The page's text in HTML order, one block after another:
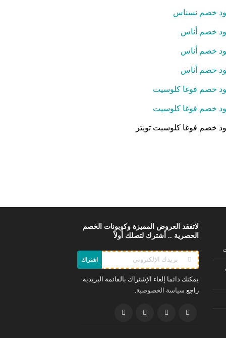
خصم نسناس
خصم أناس
خصم أناس
خصم أناس
خصم فوغا كلوسيت
خصم فوغا كلوسيت
خصم فوغا كلوسيت تويتر
لاتفقد العروض المميزة وكوبونات الخصم
الحصرية .. أشترك لتصلك أولاً
اشتراك
يمكنك دائما إلغاء الإشتراك بالقائمة البريدية.
راجع سياسة الخصوصية.